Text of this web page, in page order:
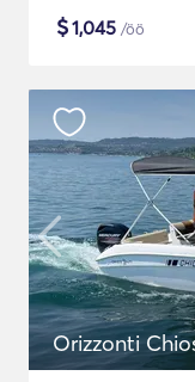
$1,045 /öö
Orizzonti